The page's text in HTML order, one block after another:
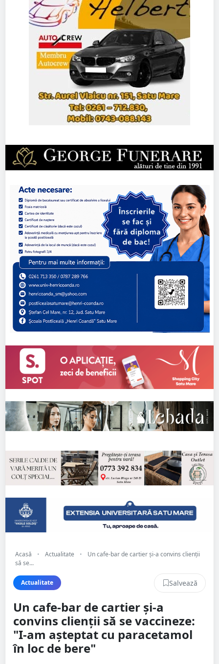
Acasă • Actualitate •
Un cafe-bar de cartier și-a convins clienții
să se...
Actualitate Salvează
Un cafe-bar de cartier și-a
convins clienții să se vaccineze:
"I-am așteptat cu paracetamol
în loc de bere"